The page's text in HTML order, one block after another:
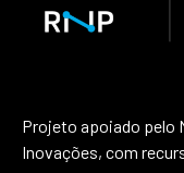
Projeto apoiado pelo
Inovações, com